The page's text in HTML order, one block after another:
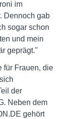
im
Dennoch gab
sogar schon
und mein
geprägt."
für Frauen, die
der
Neben dem
gehört